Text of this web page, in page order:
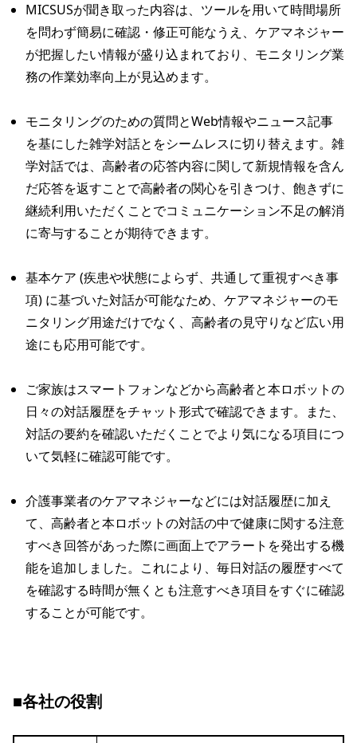
MICSUSが聞き取った内容は、ツールを用いて時間場所
を問わず簡易に確認・修正可能なうえ、ケアマネジャー
が把握したい情報が盛り込まれており、モニタリング業
務の作業効率向上が見込めます。
モニタリングのための質問とWeb情報やニュース記事
を基にした雑学対話とをシームレスに切り替えます。雑
学対話では、高齢者の応答内容に関して新規情報を含ん
だ応答を返すことで高齢者の関心を引きつけ、飽きずに
継続利用いただくことでコミュニケーション不足の解消
に寄与することが期待できます。
基本ケア (疾患や状態によらず、共通して重視すべき事
項) に基づいた対話が可能なため、ケアマネジャーのモ
ニタリング用途だけでなく、高齢者の見守りなど広い用
途にも応用可能です。
ご家族はスマートフォンなどから高齢者と本ロボットの
日々の対話履歴をチャット形式で確認できます。また、
対話の要約を確認いただくことでより気になる項目につ
いて気軽に確認可能です。
介護事業者のケアマネジャーなどには対話履歴に加え
て、高齢者と本ロボットの対話の中で健康に関する注意
すべき回答があった際に画面上でアラートを発出する機
能を追加しました。これにより、毎日対話の履歴すべて
を確認する時間が無くとも注意すべき項目をすぐに確認
することが可能です。
■各社の役割